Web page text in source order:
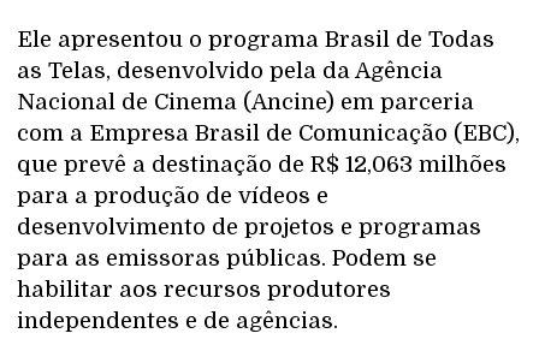
Ele apresentou o programa Brasil de Todas
as Telas, desenvolvido pela da Agência
Nacional de Cinema (Ancine) em parceria
com a Empresa Brasil de Comunicação (EBC),
que prevê a destinação de R$ 12,063 milhões
para a produção de vídeos e
desenvolvimento de projetos e programas
para as emissoras públicas. Podem se
habilitar aos recursos produtores
independentes e de agências.